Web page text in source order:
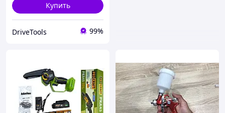
Купить
DriveTools 99%